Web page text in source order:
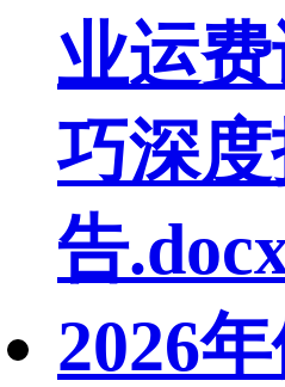
业运
巧深
告
2026